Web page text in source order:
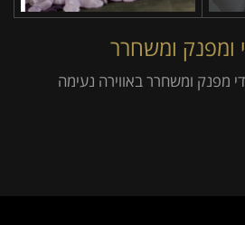
ומפנק ומשחרר
מפנק ומשחרר באווירה נעימה